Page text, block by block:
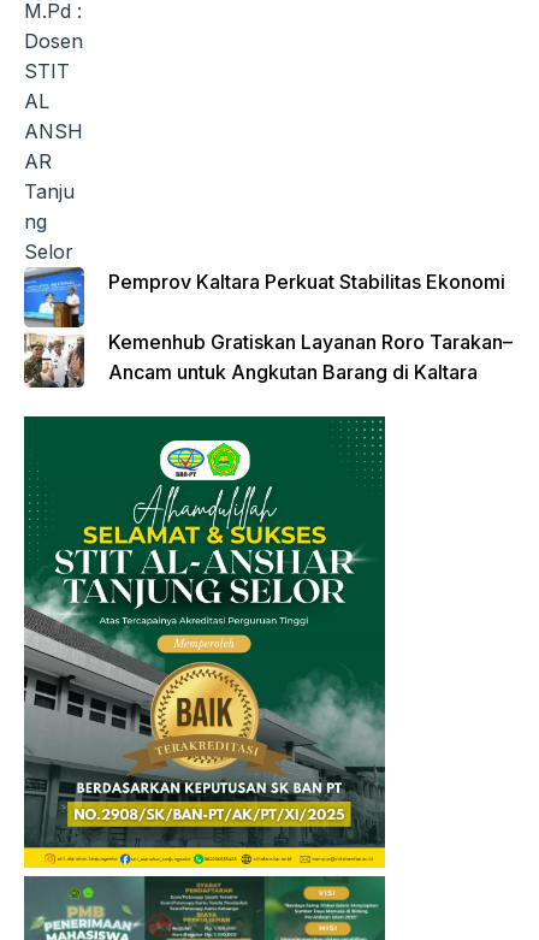
Pemprov Kaltara Perkuat Stabilitas Ekonomi
Kemenhub Gratiskan Layanan Roro Tarakan–
Ancam untuk Angkutan Barang di Kaltara